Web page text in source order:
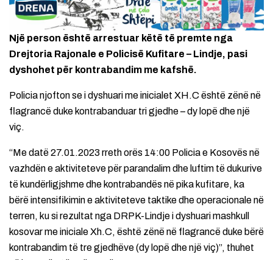
Një person është arrestuar këtë të premte nga
Drejtoria Rajonale e Policisë Kufitare – Lindje, pasi
dyshohet për kontrabandim me kafshë.
Policia njofton se i dyshuari me inicialet XH.C është zënë në
flagrancë duke kontrabanduar tri gjedhe – dy lopë dhe një
viç.
“Me datë 27.01.2023 rreth orës 14:00 Policia e Kosovës në
vazhdën e aktiviteteve për parandalim dhe luftim të dukurive
të kundërligjshme dhe kontrabandës në pika kufitare, ka
bërë intensifikimin e aktiviteteve taktike dhe operacionale në
terren, ku si rezultat nga DRPK-Lindje i dyshuari mashkull
kosovar me iniciale Xh.C, është zënë në flagrancë duke bërë
kontrabandim të tre gjedhëve (dy lopë dhe një viç)”, thuhet